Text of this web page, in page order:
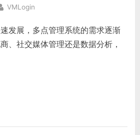
By
VMLogin
发展，多点管理系统的需求逐渐
、社交媒体管理还是数据分析，